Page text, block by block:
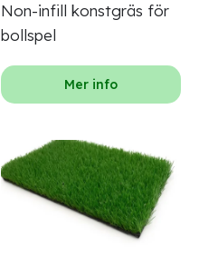
Non-infill konstgräs för
bollspel
Mer info